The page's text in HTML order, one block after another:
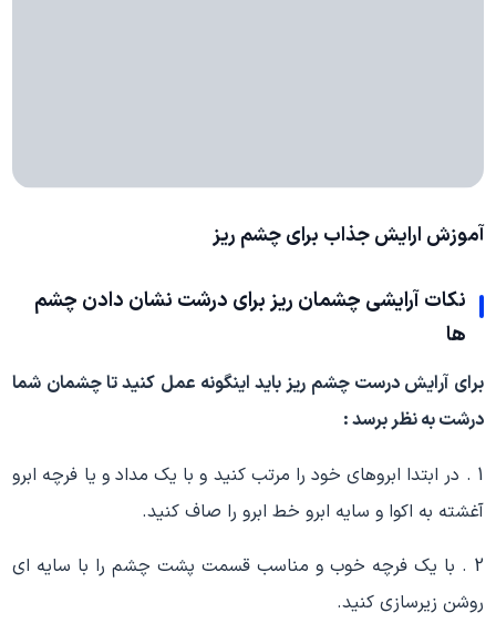
آموزش ارایش جذاب برایچشم ریز
نکاتآرایشی چشمان ریزبرای درشت نشان دادن چشم
ها
برای آرایش درست چشم ریز باید اینگونه عمل کنید تا چشمان شما
درشت به نظر برسد :
1 . در ابتدا ابروهای خود را مرتب کنید و با یک مداد و یا فرچه ابرو
آغشته به اکوا و سایه ابرو خط ابرو را صاف کنید.
2 . با یک فرچه خوب و مناسب قسمت پشت چشم را با سایه ای
روشن زیرسازی کنید.